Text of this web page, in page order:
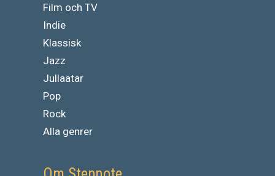
Film och TV
Indie
Klassisk
Jazz
Jullaatar
Pop
Rock
Alla genrer